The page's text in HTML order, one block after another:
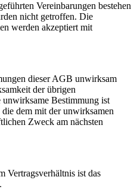
Vereinbarungen bestehen
nicht getroffen. Die
werden akzeptiert mit
dieser AGB unwirksam
der übrigen
Bestimmung ist
dem mit der unwirksamen
Zweck am nächsten
Vertragsverhältnis ist das